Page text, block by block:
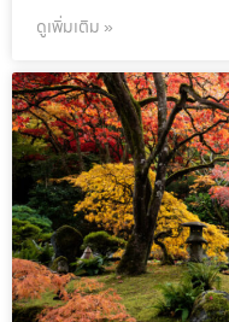
ดูเพิ่มเติม »